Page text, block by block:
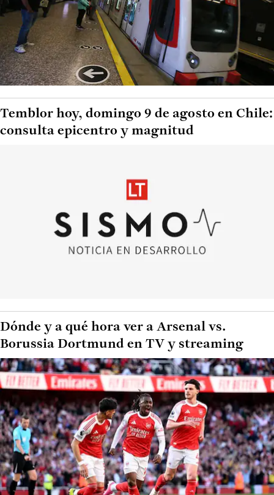
Temblor hoy, domingo 9 de agosto en Chile:
consulta epicentro y magnitud
Dónde y a qué hora ver a Arsenal vs.
Borussia Dortmund en TV y streaming